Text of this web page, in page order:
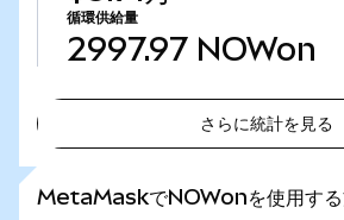
循環供給量
2997.97 NOWon
さらに統計を見る
MetaMaskでNOWonを使用する